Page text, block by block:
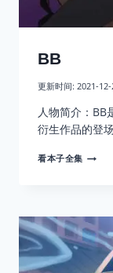
BB
更新时间: 2021-
人物简介：BB
衍生作品的登
看本子全集 BB